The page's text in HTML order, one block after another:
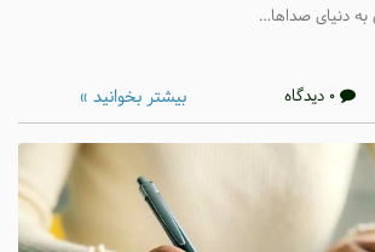
دنیای صداها…
0 دیدگاه بیشتر بخوانید »